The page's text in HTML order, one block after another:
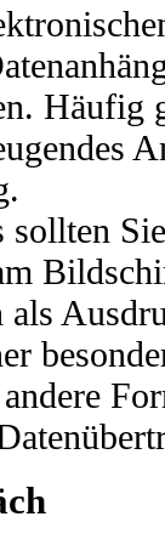
Häufig
als